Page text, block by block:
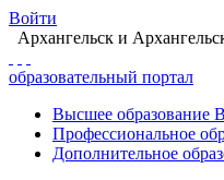
Войти
Архангельск и
образовательный портал
Высшее образование
Профессиональное
Дополнительное